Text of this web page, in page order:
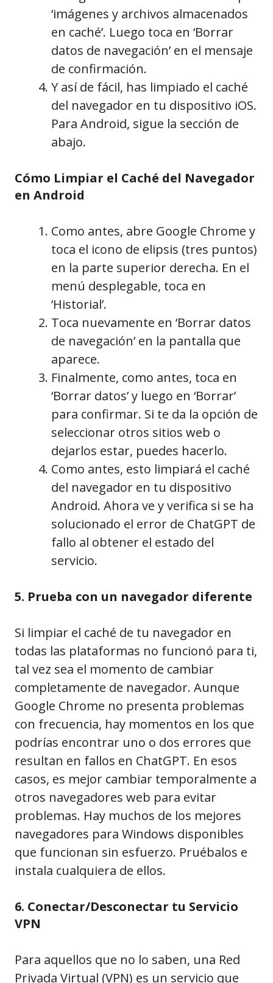
‘imágenes y archivos almacenados
en caché’. Luego toca en ‘Borrar
datos de navegación’ en el mensaje
de confirmación.
Y así de fácil, has limpiado el caché
del navegador en tu dispositivo iOS.
Para Android, sigue la sección de
abajo.
Cómo Limpiar el Caché del Navegador
en Android
Como antes, abre Google Chrome y
toca el icono de elipsis (tres puntos)
en la parte superior derecha. En el
menú desplegable, toca en
‘Historial’.
Toca nuevamente en ‘Borrar datos
de navegación’ en la pantalla que
aparece.
Finalmente, como antes, toca en
‘Borrar datos’ y luego en ‘Borrar’
para confirmar. Si te da la opción de
seleccionar otros sitios web o
dejarlos estar, puedes hacerlo.
Como antes, esto limpiará el caché
del navegador en tu dispositivo
Android. Ahora ve y verifica si se ha
solucionado el error de ChatGPT de
fallo al obtener el estado del
servicio.
5. Prueba con un navegador diferente
Si limpiar el caché de tu navegador en
todas las plataformas no funcionó para ti,
tal vez sea el momento de cambiar
completamente de navegador. Aunque
Google Chrome no presenta problemas
con frecuencia, hay momentos en los que
podrías encontrar uno o dos errores que
resultan en fallos en ChatGPT. En esos
casos, es mejor cambiar temporalmente a
otros navegadores web para evitar
problemas. Hay muchos de los mejores
navegadores para Windows disponibles
que funcionan sin esfuerzo. Pruébalos e
instala cualquiera de ellos.
6. Conectar/Desconectar tu Servicio
VPN
Para aquellos que no lo saben, una Red
Privada Virtual (VPN) es un servicio que